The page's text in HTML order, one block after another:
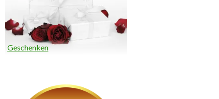
Geschenken